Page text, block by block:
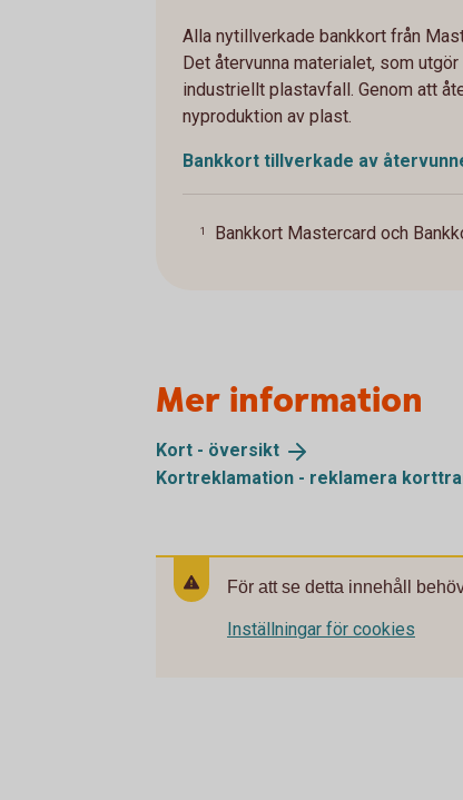
Alla nytillverkade bankkort från
Det återvunna materialet, som
industriellt plastavfall. Genom att
nyproduktion av plast.
Bankkort tillverkade av
1 Bankkort Mastercard och
Mer information
Kort - översikt
Kortreklamation - reklamera
För att se detta innehåll
Inställningar för cookies